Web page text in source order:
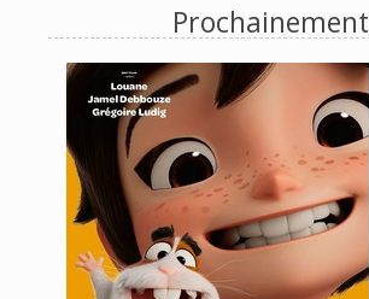
Prochainement